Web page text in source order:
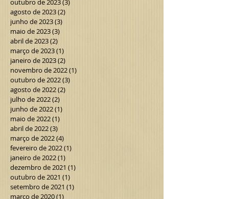
agosto de 2023(2)
junho de 2023(3)
maio de 2023(3)
abril de 2023(2)
março de 2023(1)
janeiro de 2023(2)
novembro de 2022(1)
outubro de 2022(3)
agosto de 2022(2)
julho de 2022(2)
junho de 2022(1)
maio de 2022(1)
abril de 2022(3)
março de 2022(4)
fevereiro de 2022(1)
janeiro de 2022(1)
dezembro de 2021 (1)
outubro de 2021 (1)
setembro de 2021 (1)
março de 2020(1)